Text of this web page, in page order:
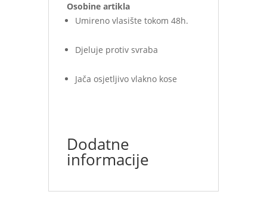
Osobine artikla
Umireno vlasište tokom 48h.
Djeluje protiv svraba
Jača osjetljivo vlakno kose
Dodatne
informacije